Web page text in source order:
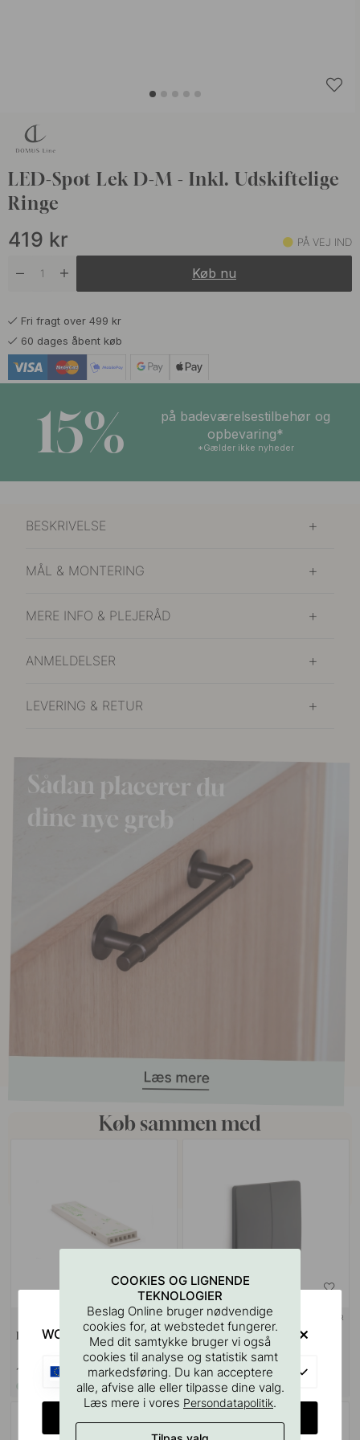
LED-Spot Lek D-M - Inkl. Udskiftelige
Ringe
419 kr PÅ VEJ IND
Køb nu
Fri fragt over 499 kr
60 dages åbent køb
15%
på badeværelsestilbehør og
opbevaring*
*Gælder ikke nyheder
BESKRIVELSE
MÅL & MONTERING
MERE INFO & PLEJERÅD
ANMELDELSER
LEVERING & RETUR
Køb sammen med
Driver X-Driver - D-M
1 189 kr
+ FARVER
Lysdæmper Trådløs Kiny -
Dobbelt - Sort
709 kr
På lager
COOKIES OG LIGNENDE
TEKNOLOGIER
Beslag Online bruger nødvendige
cookies for, at webstedet fungerer.
Med dit samtykke bruger vi også
cookies til analyse og statistik samt
markedsføring. Du kan acceptere
alle, afvise alle eller tilpasse dine valg.
Læs mere i vores Persondatapolitik.
WOULD YOU RATHER VISIT?
EU